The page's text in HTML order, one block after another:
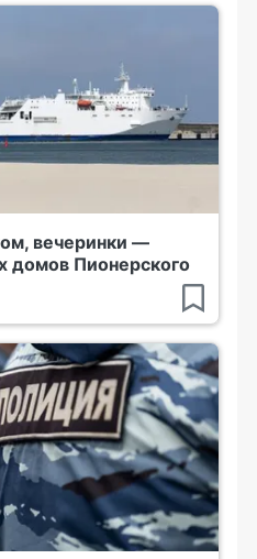
вечеринки —
домов Пионерского